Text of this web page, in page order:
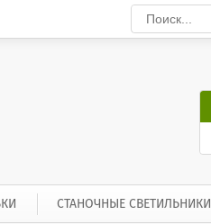
СТАНОЧНЫЕ СВЕТИЛЬНИКИ